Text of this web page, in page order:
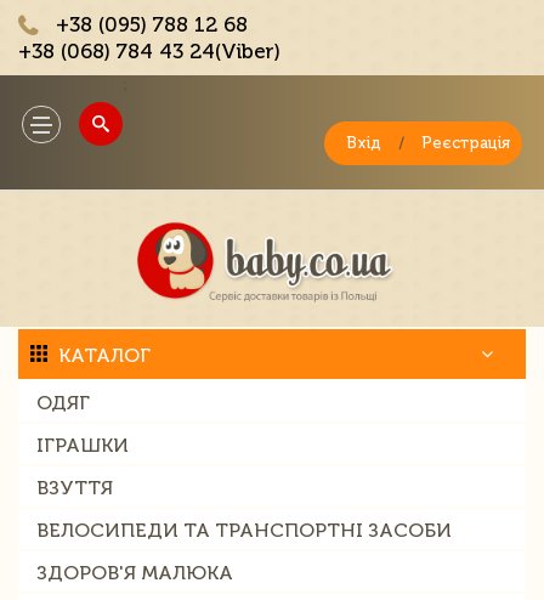
+38 (095) 788 12 68
+38 (068) 784 43 24(Viber)
Toggle
navigation
Вхід / Реєстрація
КАТАЛОГ
ОДЯГ
ІГРАШКИ
ВЗУТТЯ
ВЕЛОСИПЕДИ ТА ТРАНСПОРТНІ ЗАСОБИ
ЗДОРОВ'Я МАЛЮКА